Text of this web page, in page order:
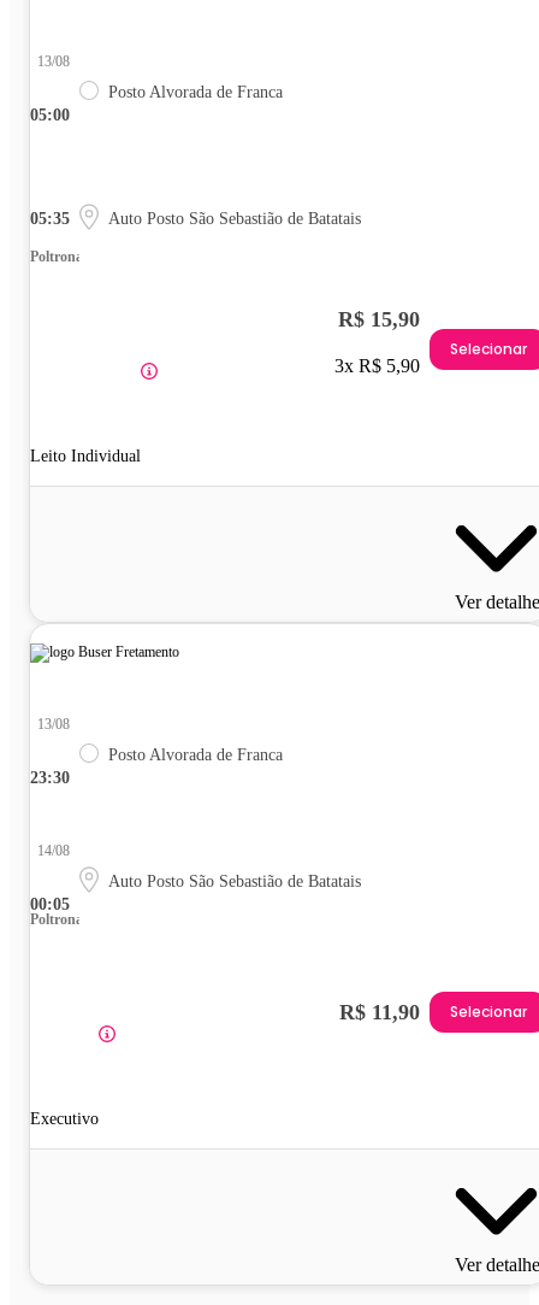
05:00
13/08
Posto Alvorada de Franca
05:35 Auto Posto São Sebastião de Batatais
Poltrona
Leito Individual
R$ 15,90
3x R$ 5,90
Selecionar
Ver
23:30
13/08
Posto Alvorada de Franca
00:05
14/08
Auto Posto São Sebastião de Batatais
Poltrona
Executivo
R$ 11,90 Selecionar
Ver